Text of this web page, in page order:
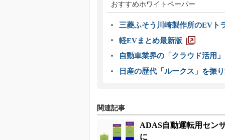
おすすめホワイトペーパー
三菱ふそう川崎製作所のEVト
軽EVまとめ最新版
自動車業界の「クラウド活用
日産の歴代「ルークス」を振
関連記事
ADAS自動運転用セン
に